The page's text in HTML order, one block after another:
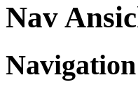
Nav
Navigation